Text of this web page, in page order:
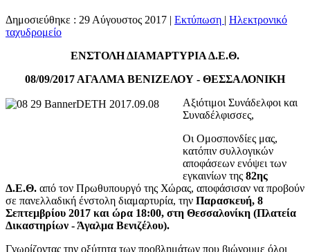
Δημοσιεύθηκε : 29 Αύγουστος 2017 | Εκτύπωση | Ηλεκτρονικό
ταχυδρομείο
ΕΝΣΤΟΛΗ ΔΙΑΜΑΡΤΥΡΙΑ Δ.Ε.Θ.
08/09/2017 ΑΓΑΛΜΑ ΒΕΝΙΖΕΛΟΥ - ΘΕΣΣΑΛΟΝΙΚΗ
Αξιότιμοι Συνάδελφοι και
Συναδέλφισσες,
Οι Ομοσπονδίες μας,
κατόπιν συλλογικών
αποφάσεων ενόψει των
εγκαινίων της 82ης
Δ.Ε.Θ. από τον Πρωθυπουργό της Χώρας, αποφάσισαν να προβούν
σε πανελλαδική ένστολη διαμαρτυρία, την Παρασκευή, 8
Σεπτεμβρίου 2017 και ώρα 18:00, στη Θεσσαλονίκη (Πλατεία
Δικαστηρίων - Άγαλμα Βενιζέλου).
Γνωρίζοντας την οξύτητα των προβλημάτων που βιώνουμε όλοι